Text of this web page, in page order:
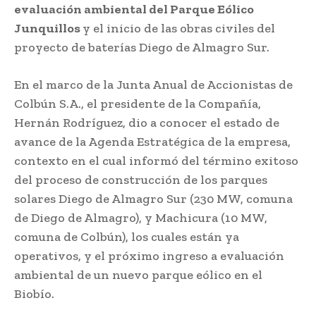
evaluación ambiental del Parque Eólico
Junquillosy el inicio de las obras civiles del
proyecto de baterías Diego de Almagro Sur.
En el marco de la Junta Anual de Accionistas de
Colbún S.A., el presidente de la Compañía,
Hernán Rodríguez, dio a conocer el estado de
avance de la Agenda Estratégica de la empresa,
contexto en el cual informó del término exitoso
del proceso de construcción de los parques
solares Diego de Almagro Sur (230 MW, comuna
de Diego de Almagro), y Machicura (10 MW,
comuna de Colbún), los cuales están ya
operativos, y el próximo ingreso a evaluación
ambiental de un nuevo parque eólico en el
Biobío.